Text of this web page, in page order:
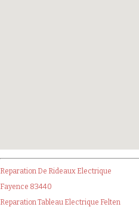
Reparation De Rideaux Electrique
Fayence 83440
Reparation Tableau Electrique Felten